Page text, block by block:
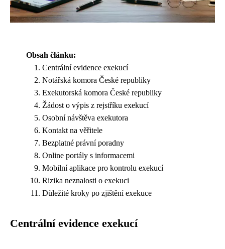
Obsah článku:
Centrální evidence exekucí
Notářská komora České republiky
Exekutorská komora České republiky
Žádost o výpis z rejstříku exekucí
Osobní návštěva exekutora
Kontakt na věřitele
Bezplatné právní poradny
Online portály s informacemi
Mobilní aplikace pro kontrolu exekucí
Rizika neznalosti o exekuci
Důležité kroky po zjištění exekuce
Centrální evidence exekucí